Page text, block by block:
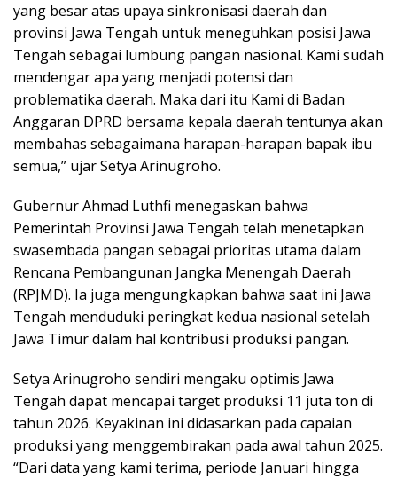
yang besar atas upaya sinkronisasi daerah dan
provinsi Jawa Tengah untuk meneguhkan posisi Jawa
Tengah sebagai lumbung pangan nasional. Kami sudah
mendengar apa yang menjadi potensi dan
problematika daerah. Maka dari itu Kami di Badan
Anggaran DPRD bersama kepala daerah tentunya akan
membahas sebagaimana harapan-harapan bapak ibu
semua,” ujar Setya Arinugroho.
Gubernur Ahmad Luthfi menegaskan bahwa
Pemerintah Provinsi Jawa Tengah telah menetapkan
swasembada pangan sebagai prioritas utama dalam
Rencana Pembangunan Jangka Menengah Daerah
(RPJMD). Ia juga mengungkapkan bahwa saat ini Jawa
Tengah menduduki peringkat kedua nasional setelah
Jawa Timur dalam hal kontribusi produksi pangan.
Setya Arinugroho sendiri mengaku optimis Jawa
Tengah dapat mencapai target produksi 11 juta ton di
tahun 2026. Keyakinan ini didasarkan pada capaian
produksi yang menggembirakan pada awal tahun 2025.
“Dari data yang kami terima, periode Januari hingga